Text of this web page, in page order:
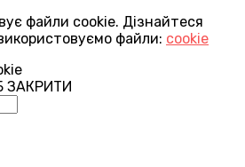
файли cookie. Дізнайтеся
файли: cookie
ЗАКРИТИ